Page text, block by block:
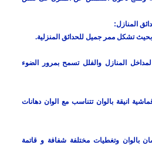
المنازل:
تشكل ممر جميل للحدائق المنزلية.
المنازل والفلل تسمح بمرور الضوء
انيقة بالوان تتناسب مع الوان دهانات
بالوان وتغطيات مختلفة شفافة و قاتمة